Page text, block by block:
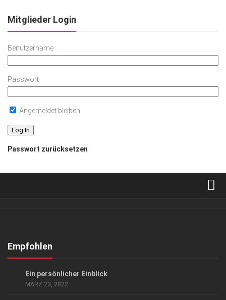
Mitglieder Login
Benutzername
Passwort
Angemeldet bleiben
Passwort zurücksetzen
Kontakt, Impressum
Empfohlen
Ein persönlicher Einblick
MÄRZ 23, 2022